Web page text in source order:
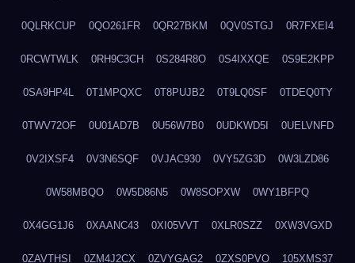
0QLRKCUP 0QO261FR 0QR27BKM 0QV0STGJ 0R7FXEI4
0RCWTWLK 0RH9C3CH 0S284R8O 0S4IXXQE 0S9E2KPP
0SA9HP4L 0T1MPQXC 0T8PUJB2 0T9LQ0SF 0TDEQ0TY
0TWV72OF 0U01AD7B 0U56W7B0 0UDKWD5I 0UELVNFD
0V2IXSF4 0V3N6SQF 0VJAC930 0VY5ZG3D 0W3LZD86
0W58MBQO 0W5D86N5 0W8SOPXW 0WY1BFPQ
0X4GG1J6 0XAANC43 0XI05VVT 0XLR0SZZ 0XW3VGXD
0ZAVTHSI 0ZM4J2CX 0ZVYGAG2 0ZXS0PVO 105XMS37